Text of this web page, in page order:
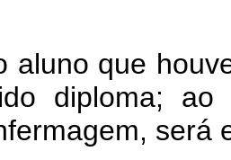
aluno que
diploma;
será